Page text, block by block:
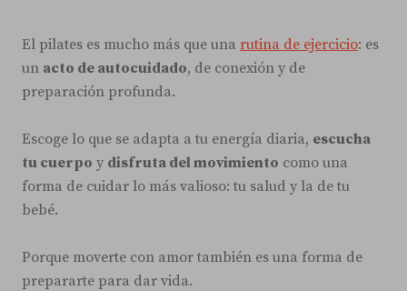
El pilates es mucho más que una rutina de ejercicio: es
un acto de autocuidado, de conexión y de
preparación profunda.
Escoge lo que se adapta a tu energía diaria, escucha
tu cuerpo y disfruta del movimiento como una
forma de cuidar lo más valioso: tu salud y la de tu
bebé.
Porque moverte con amor también es una forma de
prepararte para dar vida.